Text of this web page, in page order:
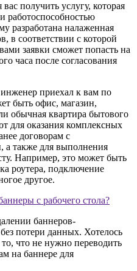
получить услугу, которая
работоспособностью
разработана налаженная
в соответствии с которой
заявки сможет попасть на
часа после согласования
приехал к вам по
быть офис, магазин,
обычная квартира бытового
для оказания комплексных
договорам с
а также для выполнения
Например, это может быть
роутера, подключение
другое.
с рабочего стола?
баннеров-
потери данных. Хотелось
что не нужно переводить
на баннере для